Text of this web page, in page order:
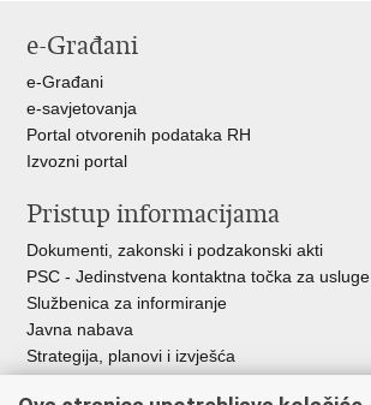
e-Građani
e-Građani
e-savjetovanja
Portal otvorenih podataka RH
Izvozni portal
Pristup informacijama
Dokumenti, zakonski i podzakonski akti
PSC - Jedinstvena kontaktna točka za usluge
Službenica za informiranje
Javna nabava
Strategija, planovi i izvješća